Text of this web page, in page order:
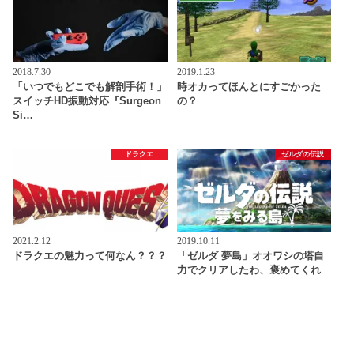
2018.7.30
「いつでもどこでも解剖手術！」
スイッチHD振動対応『Surgeon
Si…
2019.1.23
時オカってほんとにすごかった
の？
ドラクエ
2021.2.12
ドラクエの魅力って何なん？？？
ゼルダの伝説
2019.10.11
「ゼルダ 夢島」オオワシの塔自
力でクリアしたわ、褒めてくれ